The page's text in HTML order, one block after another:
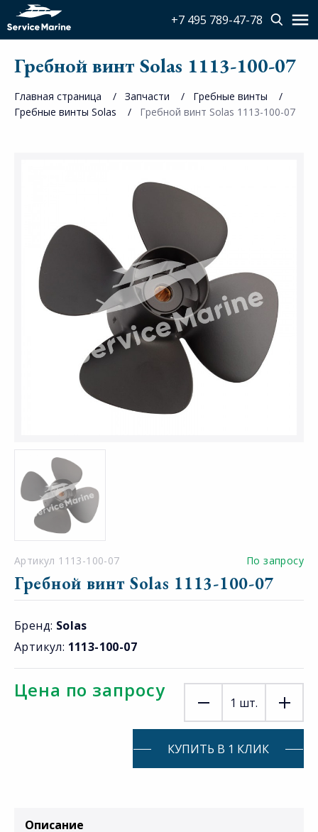
+7 495 789-47-78
Гребной винт Solas 1113-100-07
Главная страница Запчасти
Гребные винты
Гребные винты Solas
Гребной винт Solas 1113-100-07
Артикул 1113-100-07 По запросу
Гребной винт Solas 1113-100-07
Бренд: Solas
Артикул: 1113-100-07
Цена по запросу
1 шт.
КУПИТЬ В 1 КЛИК
Описание